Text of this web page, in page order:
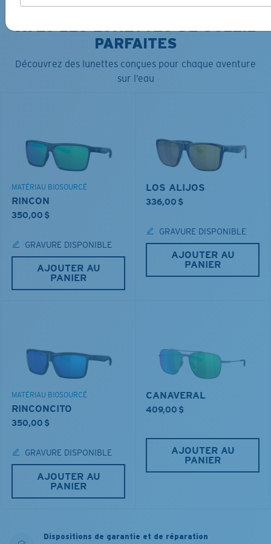
COURONNEZ VOTRE AVENTURE
PARFAITES
Découvrez des lunettes conçues pour chaque aventure
sur l’eau
MATÉRIAU BIOSOURCÉ
RINCON
350,00 $
GRAVURE DISPONIBLE
AJOUTER AU
PANIER
LOS ALIJOS
336,00 $
GRAVURE DISPONIBLE
AJOUTER AU
PANIER
MATÉRIAU BIOSOURCÉ
RINCONCITO
350,00 $
GRAVURE DISPONIBLE
AJOUTER AU
PANIER
CANAVERAL
409,00 $
AJOUTER AU
PANIER
Dispositions de garantie et de réparation